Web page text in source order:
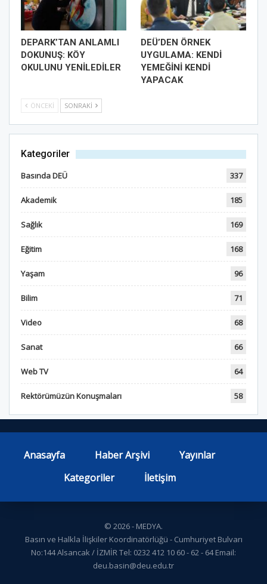
DEPARK’TAN ANLAMLI
DOKUNUŞ: KÖY
OKULUNU YENİLEDİLER
DEÜ’DEN ÖRNEK
UYGULAMA: KENDİ
YEMEĞİNİ KENDİ
YAPACAK
ÖNCEKI SONRAKI
Kategoriler
Basında DEÜ 337
Akademik 185
Sağlık 169
Eğitim 168
Yaşam 96
Bilim 71
Video 68
Sanat 66
Web TV 64
Rektörümüzün Konuşmaları 58
Anasayfa Haber Arşivi
Yayınlar
Kategoriler
İletişim
© 2026 - MEDYA.
Basın ve Halkla İlişkiler Koordinatörlüğü - Cumhuriyet Bulvarı
No:144 Alsancak / İZMİR Tel: 0232 412 10 60 - 62 - 64 Email:
deu.basin@deu.edu.tr